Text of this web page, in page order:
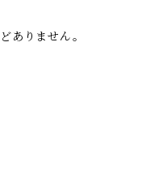
ありません。